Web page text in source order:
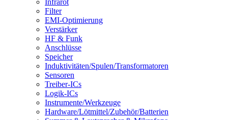
Filter
EMI-Optimierung
Verstärker
HF & Funk
Anschlüsse
Speicher
Induktivitäten/Spulen/Transformatoren
Sensoren
Treiber-ICs
Logik-ICs
Instrumente/Werkzeuge
Hardware/Lötmittel/Zubehör/Batterien